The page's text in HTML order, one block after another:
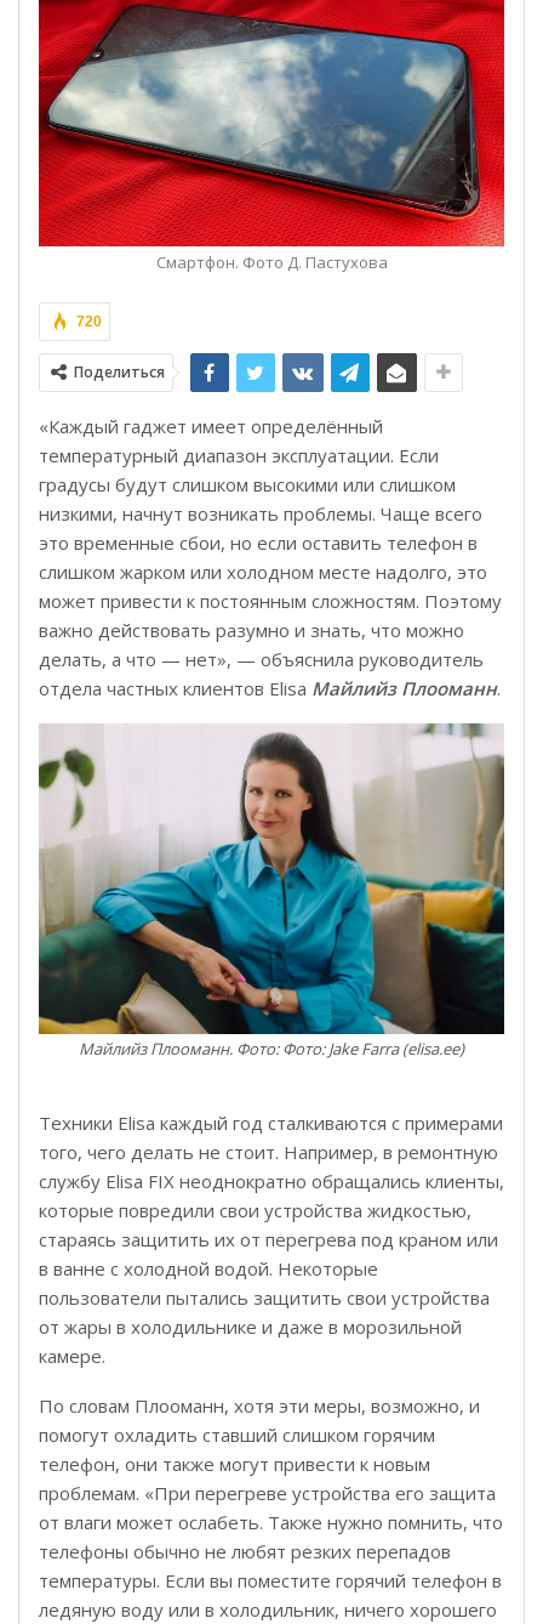
Смартфон. Фото Д. Пастухова
720
Поделиться
«Каждый гаджет имеет определённый
температурный диапазон эксплуатации. Если
градусы будут слишком высокими или слишком
низкими, начнут возникать проблемы. Чаще всего
это временные сбои, но если оставить телефон в
слишком жарком или холодном месте надолго, это
может привести к постоянным сложностям. Поэтому
важно действовать разумно и знать, что можно
делать, а что — нет», — объяснила руководитель
отдела частных клиентов Elisa Майлийз Плооманн.
Майлийз Плооманн. Фото: Фото: Jake Farra (elisa.ee)
Техники Elisa каждый год сталкиваются с примерами
того, чего делать не стоит. Например, в ремонтную
службу Elisa FIX неоднократно обращались клиенты,
которые повредили свои устройства жидкостью,
стараясь защитить их от перегрева под краном или
в ванне с холодной водой. Некоторые
пользователи пытались защитить свои устройства
от жары в холодильнике и даже в морозильной
камере.
По словам Плооманн, хотя эти меры, возможно, и
помогут охладить ставший слишком горячим
телефон, они также могут привести к новым
проблемам. «При перегреве устройства его защита
от влаги может ослабеть. Также нужно помнить, что
телефоны обычно не любят резких перепадов
температуры. Если вы поместите горячий телефон в
ледяную воду или в холодильник, ничего хорошего